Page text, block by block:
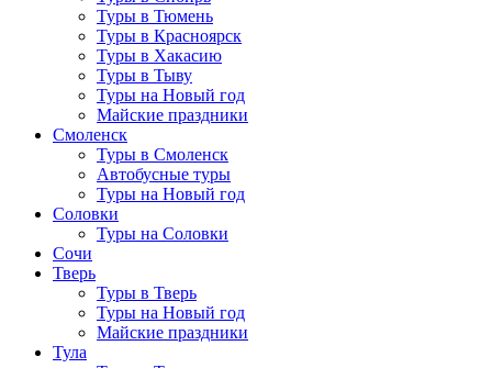
Туры в Тюмень
Туры в Красноярск
Туры в Хакасию
Туры в Тыву
Туры на Новый год
Майские праздники
Смоленск
Туры в Смоленск
Автобусные туры
Туры на Новый год
Соловки
Туры на Соловки
Сочи
Тверь
Туры в Тверь
Туры на Новый год
Майские праздники
Тула